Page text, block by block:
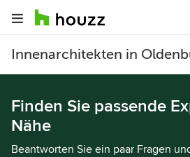
Innenarchitekten in
Finden Sie passende
Nähe
Beantworten Sie ein paar Fragen